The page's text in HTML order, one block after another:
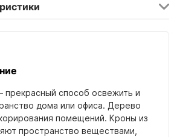
способ освежить и
дома или офиса. Дерево
помещений. Кроны из
пространство веществами,